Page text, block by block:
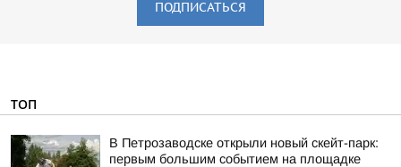
ПОДПИСАТЬСЯ
ТОП
В Петрозаводске открыли новый скейт-парк:
первым большим событием на площадке